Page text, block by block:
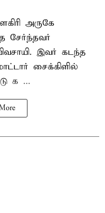
அருகே
சேர்ந்தவர்
இவர் கடந்த
சைக்கிளில்
க ...